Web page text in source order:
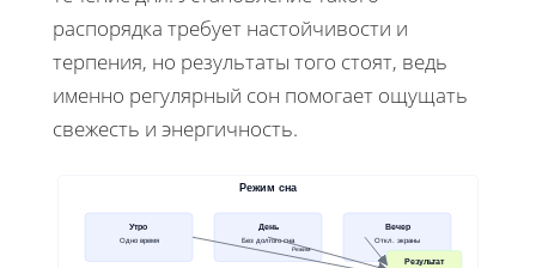
распорядка требует настойчивости и
терпения, но результаты того стоят, ведь
именно регулярный сон помогает ощущать
свежесть и энергичность.
Режим сна
Утро
Одно время
День
Без долгого сна
Вечер
Откл. экраны
Результат
Режим